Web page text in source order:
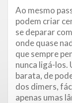
Ao mesmo
podem criar
se deparar
onde quase
que sempre
nunca ligá-los.
barata, de
dos dimers,
apenas umas